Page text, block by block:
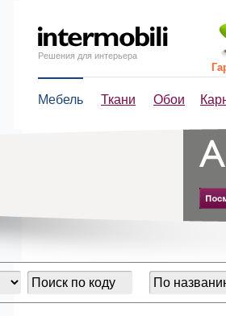
Решения для интерьера
Мебель Ткани Обои